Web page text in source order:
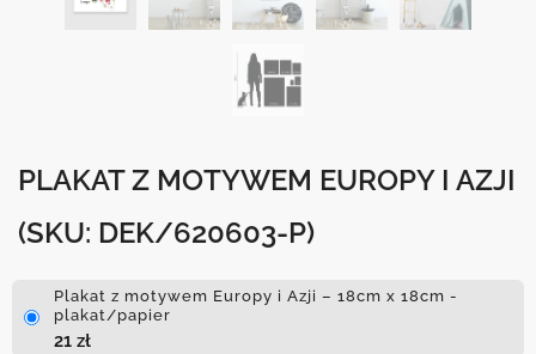
PLAKAT Z MOTYWEM EUROPY I AZJI
(SKU: DEK/620603-P)
Plakat z motywem Europy i Azji – 18cm x 18cm -
plakat/papier
21 zł